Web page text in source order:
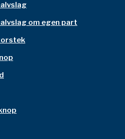
om egen part